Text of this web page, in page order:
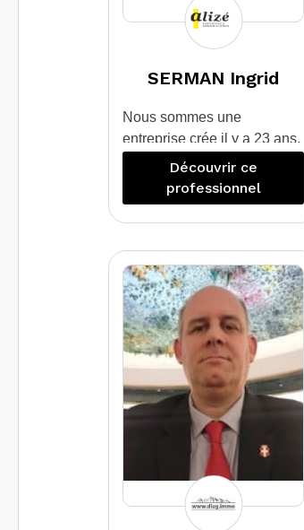
SERMAN Ingrid
Nous sommes une
entreprise crée il y a 23 ans.
Nous sommes spécialisés
dans le domaine des
diagnostics pour les
particuliers qui souhaitent
Egalement nous apportons
une expertise et un conseil à
ceux qui souhaite faire des
travaux d’isolation grâce au
diagnostic de performance
énergétique projeté.
Nous intervenons
également sur des sites
professionnels et industriels
Découvrir ce
professionnel